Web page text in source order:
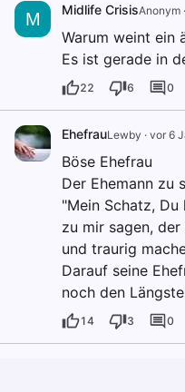
M Midlife CrisisAnonym ·
Warum weint ein
Es ist gerade in
22 6 0
EhefrauLewby · vor 6
Böse Ehefrau
Der Ehemann zu
"Mein Schatz,
zu mir sagen,
und traurig
Darauf seine
noch den
14 3 0